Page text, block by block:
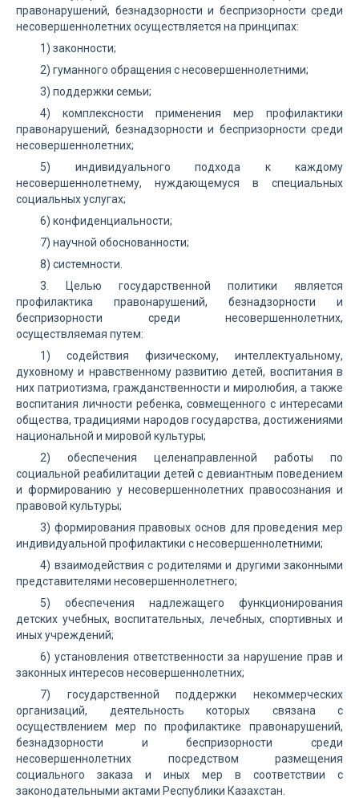
правонарушений, безнадзорности и беспризорности среди
несовершеннолетних осуществляется на принципах:
1) законности;
2) гуманного обращения с несовершеннолетними;
3) поддержки семьи;
4) комплексности применения мер профилактики
правонарушений, безнадзорности и беспризорности среди
несовершеннолетних;
5) индивидуального подхода к каждому
несовершеннолетнему, нуждающемуся в специальных
социальных услугах;
6) конфиденциальности;
7) научной обоснованности;
8) системности.
3. Целью государственной политики является
профилактика правонарушений, безнадзорности и
беспризорности среди несовершеннолетних,
осуществляемая путем:
1) содействия физическому, интеллектуальному,
духовному и нравственному развитию детей, воспитания в
них патриотизма, гражданственности и миролюбия, а также
воспитания личности ребенка, совмещенного с интересами
общества, традициями народов государства, достижениями
национальной и мировой культуры;
2) обеспечения целенаправленной работы по
социальной реабилитации детей с девиантным поведением
и формированию у несовершеннолетних правосознания и
правовой культуры;
3) формирования правовых основ для проведения мер
индивидуальной профилактики с несовершеннолетними;
4) взаимодействия с родителями и другими законными
представителями несовершеннолетнего;
5) обеспечения надлежащего функционирования
детских учебных, воспитательных, лечебных, спортивных и
иных учреждений;
6) установления ответственности за нарушение прав и
законных интересов несовершеннолетних;
7) государственной поддержки некоммерческих
организаций, деятельность которых связана с
осуществлением мер по профилактике правонарушений,
безнадзорности и беспризорности среди
несовершеннолетних посредством размещения
социального заказа и иных мер в соответствии с
законодательными актами Республики Казахстан.